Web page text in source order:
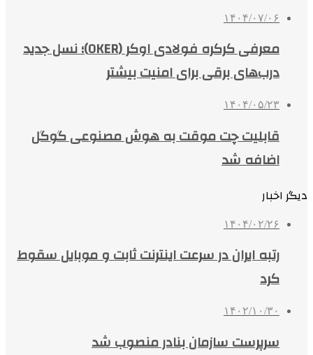
۱۴۰۴/۰۷/۰۶
معرفی کرکره فولادی اوکر (OKER)؛ نسل جدید
درب‌های برقی برای امنیت بیشتر
۱۴۰۴/۰۵/۲۳
قابلیت چت موقت به هوش مصنوعی گوگل
اضافه شد
دیگر اخبار
۱۴۰۴/۰۲/۲۶
رتبه ایران در سرعت اینترنت ثابت و موبایل سقوط
کرد
۱۴۰۲/۱۰/۳۰
سرپرست سازمان بنادر منصوب شد